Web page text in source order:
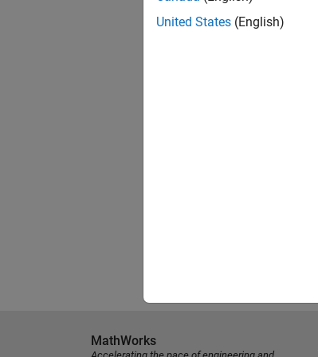
United States (English)
MathWorks